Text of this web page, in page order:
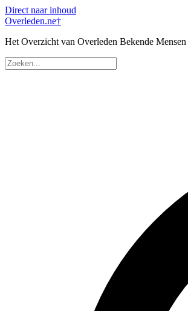
Direct naar inhoud
Overleden.ne†
Het Overzicht van Overleden Bekende Mensen